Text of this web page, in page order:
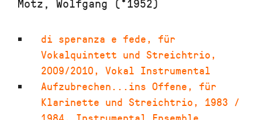
di speranza e fede, für
Vokalquintett und Streichtrio,
2009/2010, Vokal Instrumental
Aufzubrechen...ins Offene, für
Klarinette und Streichtrio, 1983 /